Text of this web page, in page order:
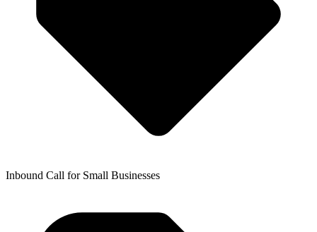
Inbound Call for Small Businesses